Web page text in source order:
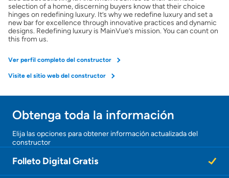
selection of a home, discerning buyers know that their choice
hinges on redefining luxury. It’s why we redefine luxury and set a
new bar for excellence through innovative practices and dynamic
designs. Redefining luxury is MainVue’s mission. You can count on
this from us.
Ver perfil completo del constructor
Visite el sitio web del constructor
Obtenga toda la información
Elija las opciones para obtener información actualizada del
constructor
Folleto Digital Gratis